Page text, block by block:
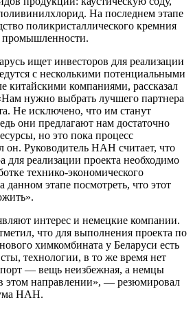
На последнем этапе
поликристаллического кремния
промышленности.
ищет инвесторов для реализации
с несколькими потенциальными
китайскими компаниями, рассказал
нужно выбрать лучшего партнера
Не исключено, что им станут
они предлагают нам достаточно
но это пока процесс
он. Руководитель НАН считает, что
для реализации проекта необходимо
технико-экономического
данном этапе посмотреть, что этот
интерес и немецкие компании.
что для выполнения проекта по
химкомбината у Беларуси есть
технологии, в то же время нет
— вещь неизбежная, а немцы
этом направлении», — резюмировал
НАН.